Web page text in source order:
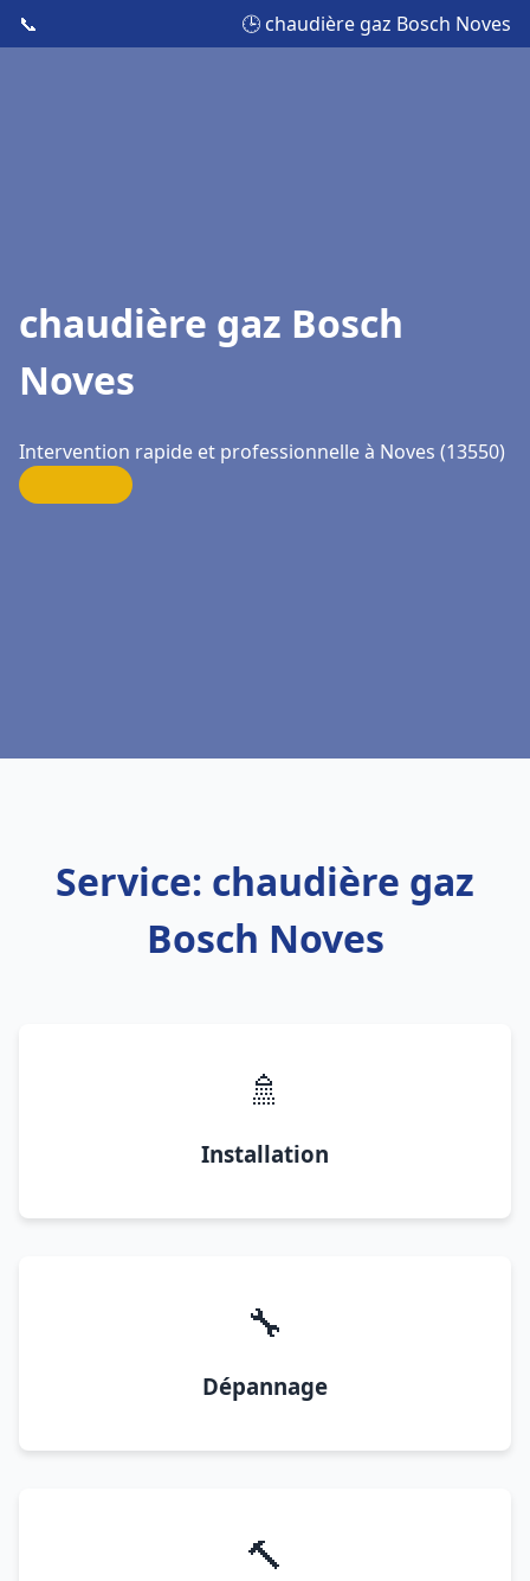
📞 🕒 chaudière gaz Bosch Noves
chaudière gaz Bosch
Noves
Intervention rapide et professionnelle à Noves (13550)
Service: chaudière gaz
Bosch Noves
🚿
Installation
🔧
Dépannage
🔨